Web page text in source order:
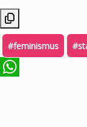
#feminismus